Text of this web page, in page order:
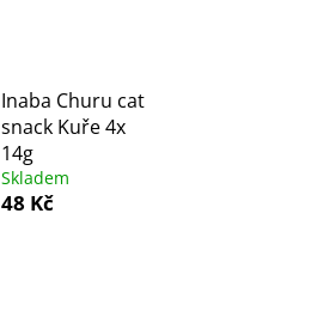
Inaba Churu cat
snack Kuře 4x
14g
Skladem
48 Kč